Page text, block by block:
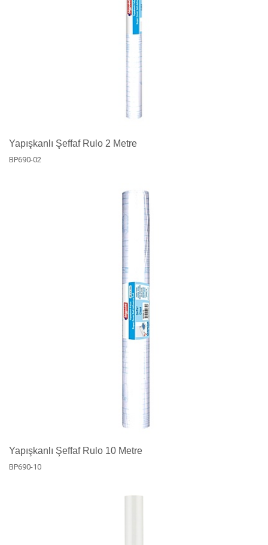
Yapışkanlı Şeffaf Rulo 2 Metre
BP690-02
Yapışkanlı Şeffaf Rulo 10 Metre
BP690-10